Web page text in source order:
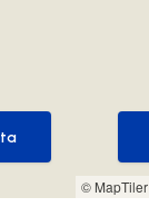
© MapTiler
lista